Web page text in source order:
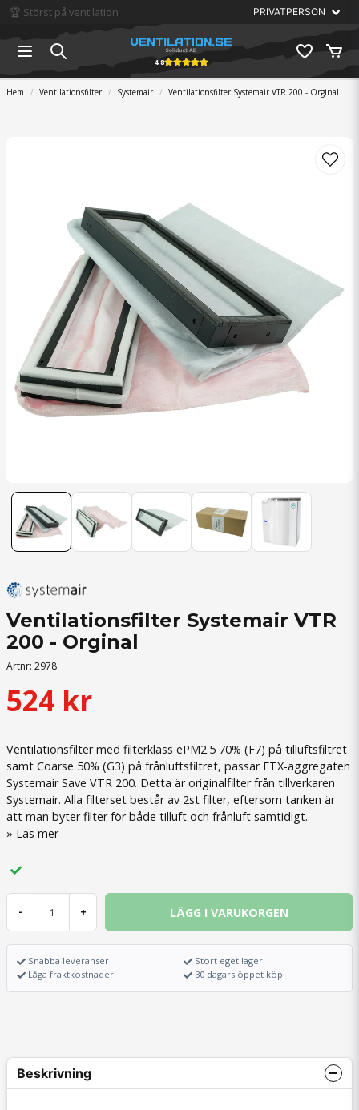
🏆 Störst på ventilation
4.8
Hem Ventilationsfilter Systemair Ventilationsfilter Systemair VTR 200 - Orginal
Ventilationsfilter Systemair VTR
200 - Orginal
Artnr: 2978
524 kr
Ventilationsfilter med filterklass ePM2.5 70% (F7) på tilluftsfiltret
samt Coarse 50% (G3) på frånluftsfiltret, passar FTX-aggregaten
Systemair Save VTR 200. Detta är originalfilter från tillverkaren
Systemair. Alla filterset består av 2st filter, eftersom tanken är
att man byter filter för både tilluft och frånluft samtidigt.
Läs mer
- + LÄGG I VARUKORGEN
Snabba leveranser
Låga fraktkostnader
Stort eget lager
30 dagars öppet köp
Beskrivning